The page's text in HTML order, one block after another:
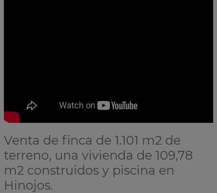
Venta de finca de 1.101 m2 de
terreno, una vivienda de 109,78
m2 construidos y piscina en
Hinojos.